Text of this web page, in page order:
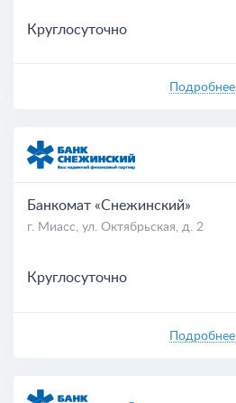
Круглосуточно
Подробнее
Банкомат «Снежинский»
г. Миасс, ул. Октябрьская, д. 2
Круглосуточно
Подробнее